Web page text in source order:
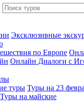
Эксклюзивные
по Европе
Онлайн Диалоги с
туры Туры на 23
Туры на майские